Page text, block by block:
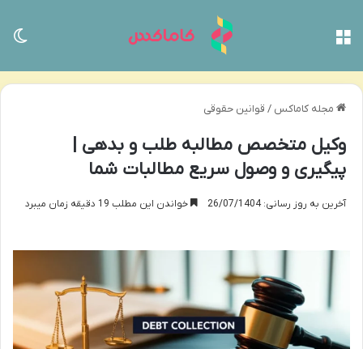
مجله کاماکس / قوانین حقوقی
وکیل متخصص مطالبه طلب و بدهی |
پیگیری و وصول سریع مطالبات شما
آخرین به روز رسانی: 26/07/1404 خواندن این مطلب 19 دقیقه زمان میبرد